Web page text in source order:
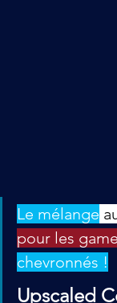
Le mélange
pour les
chevronnés !
Upscaled